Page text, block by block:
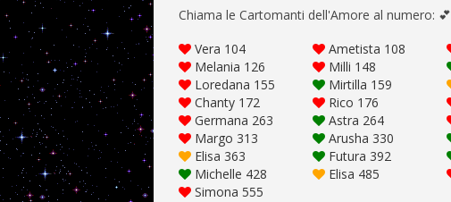
Chiama le Cartomanti dell'Amore al numero: 💕
Vera 104
Ametista 108
Melania 126
Milli 148
Loredana 155
Mirtilla 159
Chanty 172
Rico 176
Germana 263
Astra 264
Margo 313
Arusha 330
Elisa 363
Futura 392
Michelle 428
Elisa 485
Simona 555